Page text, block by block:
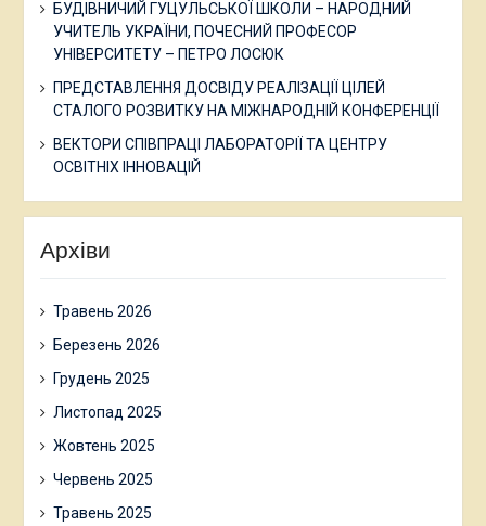
БУДІВНИЧИЙ ГУЦУЛЬСЬКОЇ ШКОЛИ – НАРОДНИЙ
УЧИТЕЛЬ УКРАЇНИ, ПОЧЕСНИЙ ПРОФЕСОР
УНІВЕРСИТЕТУ – ПЕТРО ЛОСЮК
ПРЕДСТАВЛЕННЯ ДОСВІДУ РЕАЛІЗАЦІЇ ЦІЛЕЙ
СТАЛОГО РОЗВИТКУ НА МІЖНАРОДНІЙ КОНФЕРЕНЦІЇ
ВЕКТОРИ СПІВПРАЦІ ЛАБОРАТОРІЇ ТА ЦЕНТРУ
ОСВІТНІХ ІННОВАЦІЙ
Архіви
Травень 2026
Березень 2026
Грудень 2025
Листопад 2025
Жовтень 2025
Червень 2025
Травень 2025